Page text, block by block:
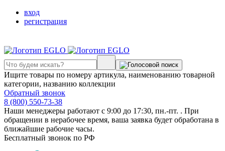
вход
регистрация
Ищите товары по номеру артикула, наименованию товарной
категории, названию коллекции
Обратный звонок
8 (800) 550-73-38
Наши менеджеры работают с 9:00 до 17:30, пн.-пт. . При
обращении в нерабочее время, ваша заявка будет обработана в
ближайшие рабочие часы.
Бесплатный звонок по РФ